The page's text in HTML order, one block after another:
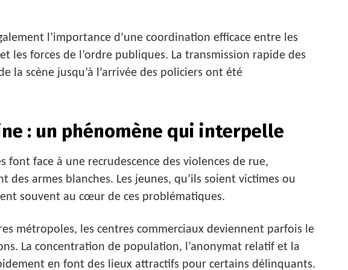
l’importance d’une coordination efficace entre les
les forces de l’ordre publiques. La transmission rapide des
la scène jusqu’à l’arrivée des policiers ont été
: un phénomène qui interpelle
font face à une recrudescence des violences de rue,
armes blanches. Les jeunes, qu’ils soient victimes ou
souvent au cœur de ces problématiques.
métropoles, les centres commerciaux deviennent parfois le
La concentration de population, l’anonymat relatif et la
en font des lieux attractifs pour certains délinquants.